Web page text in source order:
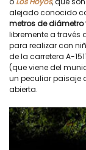
alejado conocido
metros de
libremente a través
para realizar con
de la carretera A-
(que viene del
un peculiar paisaje
abierta.